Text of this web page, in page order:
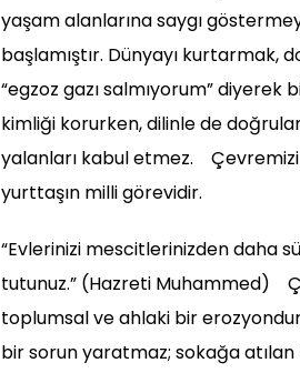
yaşam alanlarına saygı
başlamıştır. Dünyayı kurtarmak,
“egzoz gazı salmıyorum” diyerek
kimliği korurken, dilinle de
yalanları kabul etmez.
yurttaşın milli görevidir.
“Evlerinizi mescitlerinizden daha
tutunuz.” (Hazreti Muhammed)
toplumsal ve ahlaki bir
bir sorun yaratmaz; sokağa